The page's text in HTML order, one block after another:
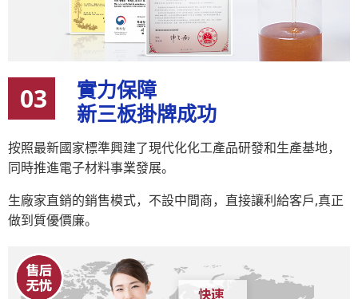
03
實力保障
新三板掛牌成功
按照最新國家標準興建了現代化化工產品研發和生產基地，
同時推進電子材料事業發展。
生廠家直銷的銷售模式，不設中間商，直接讓利給客戶,真正
做到質優價廉。